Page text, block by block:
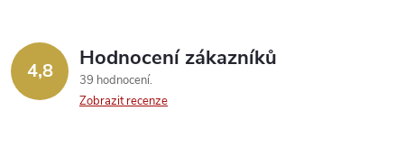
4,8 Hodnocení zákazníků
39 hodnocení
Zobrazit recenze